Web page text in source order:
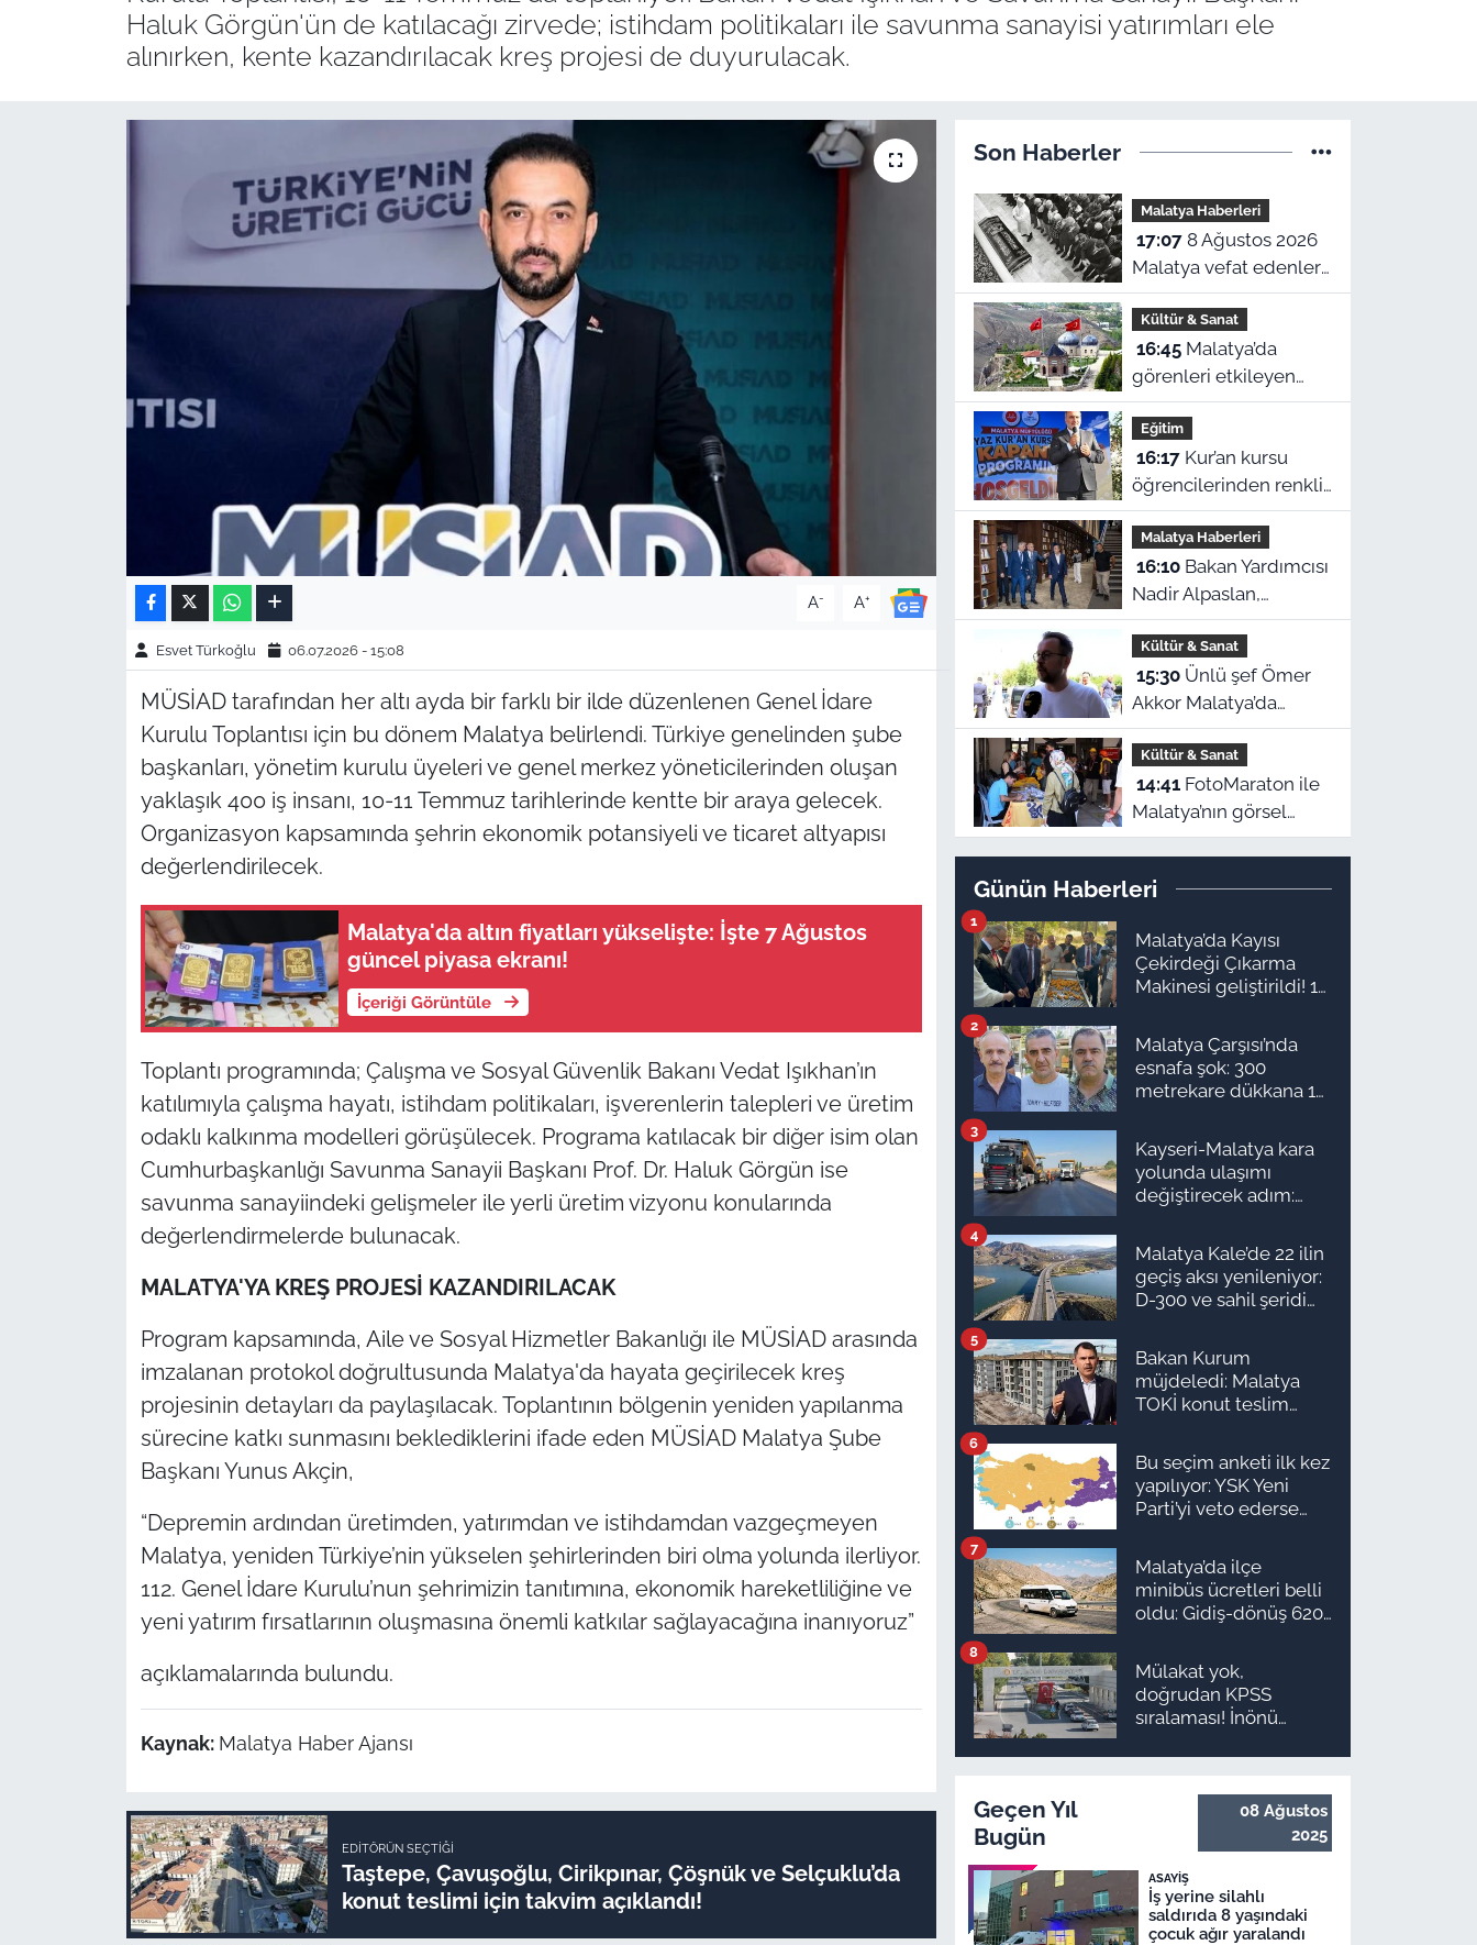
Haluk Görgün'ün de katılacağı zirvede; istihdam politikaları ile savunma sanayisi yatırımları ele
alınırken, kente kazandırılacak kreş projesi de duyurulacak.
A- A+
Esvet Türkoğlu 06.07.2026 - 15:08
MÜSİAD tarafından her altı ayda bir farklı bir ilde düzenlenen Genel İdare
Kurulu Toplantısı için bu dönem Malatya belirlendi. Türkiye genelinden şube
başkanları, yönetim kurulu üyeleri ve genel merkez yöneticilerinden oluşan
yaklaşık 400 iş insanı, 10-11 Temmuz tarihlerinde kentte bir araya gelecek.
Organizasyon kapsamında şehrin ekonomik potansiyeli ve ticaret altyapısı
değerlendirilecek.
Malatya'da altın fiyatları yükselişte: İşte 7 Ağustos
güncel piyasa ekranı!
İçeriği Görüntüle
Toplantı programında; Çalışma ve Sosyal Güvenlik Bakanı Vedat Işıkhan’ın
katılımıyla çalışma hayatı, istihdam politikaları, işverenlerin talepleri ve üretim
odaklı kalkınma modelleri görüşülecek. Programa katılacak bir diğer isim olan
Cumhurbaşkanlığı Savunma Sanayii Başkanı Prof. Dr. Haluk Görgün ise
savunma sanayiindeki gelişmeler ile yerli üretim vizyonu konularında
değerlendirmelerde bulunacak.
MALATYA'YA KREŞ PROJESİ KAZANDIRILACAK
Program kapsamında, Aile ve Sosyal Hizmetler Bakanlığı ile MÜSİAD arasında
imzalanan protokol doğrultusunda Malatya'da hayata geçirilecek kreş
projesinin detayları da paylaşılacak. Toplantının bölgenin yeniden yapılanma
sürecine katkı sunmasını beklediklerini ifade eden MÜSİAD Malatya Şube
Başkanı Yunus Akçin,
“Depremin ardından üretimden, yatırımdan ve istihdamdan vazgeçmeyen
Malatya, yeniden Türkiye’nin yükselen şehirlerinden biri olma yolunda ilerliyor.
112. Genel İdare Kurulu’nun şehrimizin tanıtımına, ekonomik hareketliliğine ve
yeni yatırım fırsatlarının oluşmasına önemli katkılar sağlayacağına inanıyoruz”
açıklamalarında bulundu.
Kaynak: Malatya Haber Ajansı
EDITÖRÜN SEÇTIĞI
Taştepe, Çavuşoğlu, Cirikpınar, Çöşnük ve Selçuklu’da
konut teslimi için takvim açıklandı!
Son Haberler
Malatya Haberleri
17:078 Ağustos 2026
Malatya vefat edenler
ve taziye adresleri
Kültür & Sanat
16:45Malatya’da
görenleri etkileyen
türbe: Kubbesiyle
Kerbela’yı hatırlatıyor
Eğitim
16:17Kur’an kursu
öğrencilerinden renkli
ve anlamlı kapanış
gösterisi
Malatya Haberleri
16:10Bakan Yardımcısı
Nadir Alpaslan,
Malatya'nın en büyük
kütüphanesini inceledi
Kültür & Sanat
15:30Ünlü şef Ömer
Akkor Malatya’da
konuştu: “Ben de
Malatyalı sayılırım”
Kültür & Sanat
14:41FotoMaraton ile
Malatya’nın görsel
hafızası kayıt altına
Günün Haberleri
Malatya’da Kayısı
Çekirdeği Çıkarma
Makinesi geliştirildi! 16
1
Malatya Çarşısı’nda
esnafa şok: 300
metrekare dükkana 1
2
Kayseri-Malatya kara
yolunda ulaşımı
değiştirecek adım:
3
Malatya Kale’de 22 ilin
geçiş aksı yenileniyor:
D-300 ve sahil şeridi
4
Bakan Kurum
müjdeledi: Malatya
TOKİ konut teslim
ilçe ilçe teslimat
takvimi ve ödeme
planı
5
Bu seçim anketi ilk kez
yapılıyor: YSK Yeni
Parti’yi veto ederse
olur?
6
Malatya’da ilçe
minibüs ücretleri belli
oldu: Gidiş-dönüş 620
7
Mülakat yok,
doğrudan KPSS
sıralaması! İnönü
personel alım ilanı
8
Geçen Yıl
Bugün
08 Ağustos
2025
ASAYIŞ
İş yerine silahlı
saldırıda 8 yaşındaki
çocuk ağır yaralandı